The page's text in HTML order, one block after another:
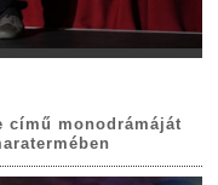
című monodrámáját